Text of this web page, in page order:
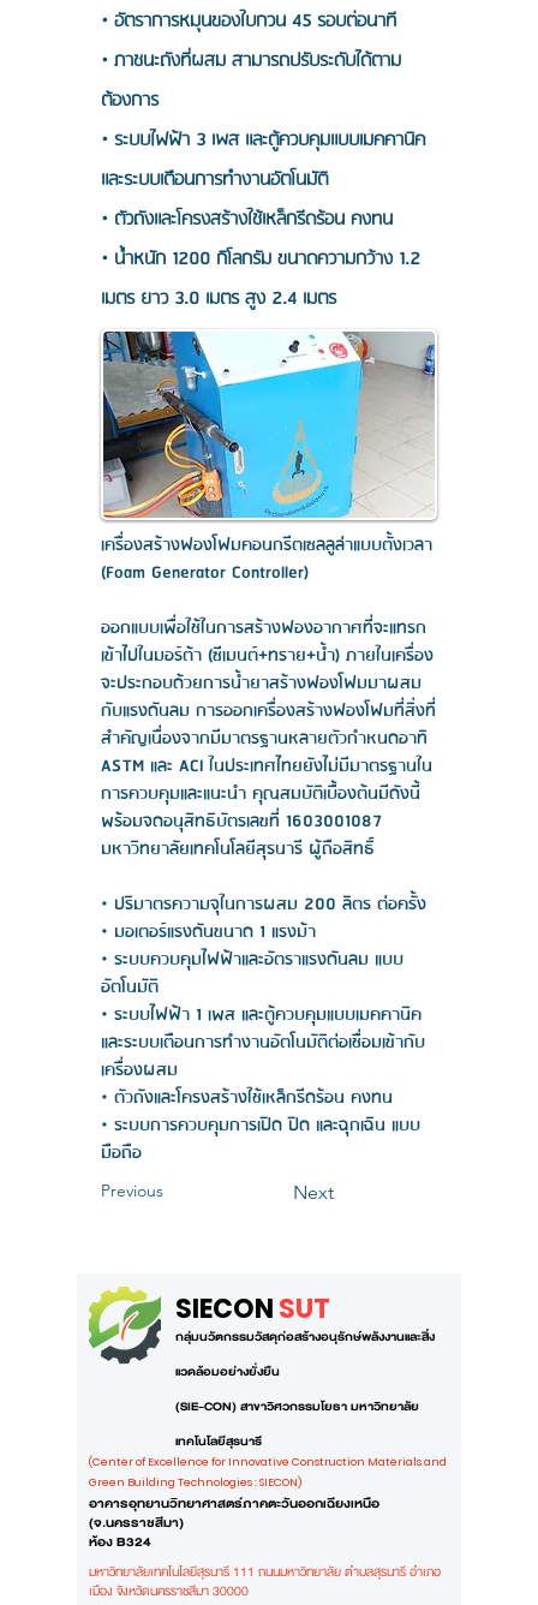
• อัตราการหมุนของใบกวน 45 รอบต่อนาที
• ภาชนะถังที่ผสม สามารถปรับระดับได้ตาม
ต้องการ
• ระบบไฟฟ้า 3 เพส และตู้ควบคุมแบบเมคคานิค
และระบบเตือนการทำงานอัตโนมัติ
• ตัวถังและโครงสร้างใช้เหล็กรีดร้อน คงทน
• น้ำหนัก 1200 กิโลกรัม ขนาดความกว้าง 1.2
เมตร ยาว 3.0 เมตร สูง 2.4 เมตร
เครื่องสร้างฟองโฟมคอนกรีตเซลลูล่าแบบตั้งเวลา
(Foam Generator Controller)
ออกแบบเพื่อใช้ในการสร้างฟองอากาศที่จะแทรก
เข้าไปในมอร์ต้า (ซีเมนต์+ทราย+น้ำ) ภายในเครื่อง
จะประกอบด้วยการน้ำยาสร้างฟองโฟมมาผสม
กับแรงดันลม การออกเครื่องสร้างฟองโฟมที่สิ่งที่
สำคัญเนื่องจากมีมาตรฐานหลายตัวกำหนดอาทิ
ASTM และ ACI ในประเทศไทยยังไม่มีมาตรฐานใน
การควบคุมและแนะนำ คุณสมบัติเบื้องต้นมีดังนี้
พร้อมจดอนุสิทธิบัตรเลขที่ 1603001087
มหาวิทยาลัยเทคโนโลยีสุรนารี ผู้ถือสิทธิ์
• ปริมาตรความจุในการผสม 200 ลิตร ต่อครั้ง
• มอเตอร์แรงดันขนาด 1 แรงม้า
• ระบบควบคุมไฟฟ้าและอัตราแรงดันลม แบบ
อัตโนมัติ
• ระบบไฟฟ้า 1 เพส และตู้ควบคุมแบบเมคคานิค
และระบบเตือนการทำงานอัตโนมัติต่อเชื่อมเข้ากับ
เครื่องผสม
• ตัวถังและโครงสร้างใช้เหล็กรีดร้อน คงทน
• ระบบการควบคุมการเปิด ปิด และฉุกเฉิน แบบ
มือถือ
Previous Next
SIECONSUT
กลุ่มนวัตกรรมวัสดุก่อสร้างอนุรักษ์พลังงานและสิ่ง
แวดล้อมอย่างยั่งยืน
(SIE-CON) สาขาวิศวกรรมโยธา มหาวิทยาลัย
เทคโนโลยีสุรนารี
(Center of Excellence for Innovative Construction Materials and
Green Building Technologies : SIECON)
อาคารอุทยานวิทยาศาสตร์ภาคตะวันออกเฉียงเหนือ
(จ.นครราชสีมา)
ห้อง B324
มหาวิทยาลัยเทคโนโลยีสุรนารี 111 ถนนมหาวิทยาลัย ตำบลสุรนารี อำเภอ
เมือง จังหวัดนครราชสีมา 30000